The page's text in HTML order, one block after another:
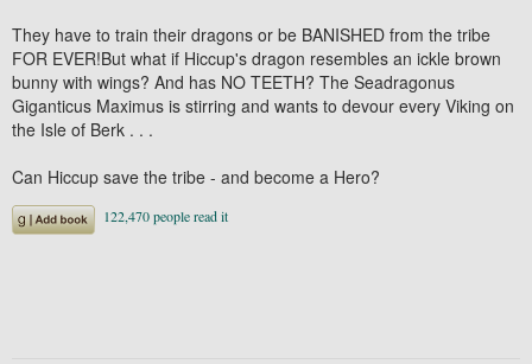
They have to train their dragons or be BANISHED from the tribe
FOR EVER!But what if Hiccup's dragon resembles an ickle brown
bunny with wings? And has NO TEETH? The Seadragonus
Giganticus Maximus is stirring and wants to devour every Viking on
the Isle of Berk . . .
Can Hiccup save the tribe - and become a Hero?